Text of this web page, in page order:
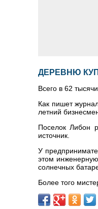
ДЕРЕВНЮ
Всего в 62
Как пишет
летний
Поселок Либон
источник.
У
этом
солнечных
Более того